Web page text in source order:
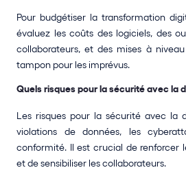
Pour budgétiser la transformation
évaluez les coûts des logiciels, des
collaborateurs, et des mises à
tampon pour les imprévus.
Quels risques pour la sécurité avec la
Les risques pour la sécurité avec la
violations de données, les
conformité. Il est crucial de renforcer
et de sensibiliser les collaborateurs.